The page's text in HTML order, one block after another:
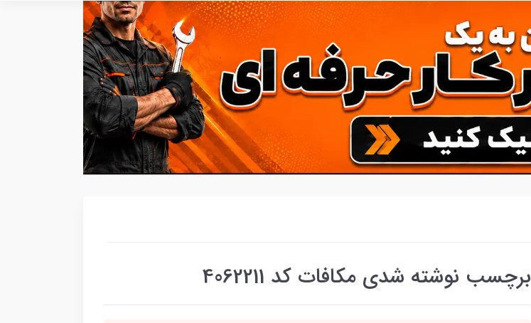
برچسب نوشته شدی مکافات کد 4062211